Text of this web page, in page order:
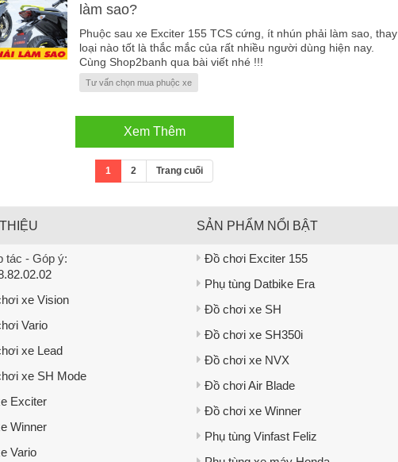
làm sao?
Phuộc sau xe Exciter 155 TCS cứng, ít nhún phải làm sao, thay
loại nào tốt là thắc mắc của rất nhiều người dùng hiện nay.
Cùng Shop2banh qua bài viết nhé !!!
Tư vấn chọn mua phuộc xe
Xem Thêm
1 2 Trang cuối
tác - Góp ý:
xe Vision
Vario
xe Lead
xe SH Mode
Exciter
Winner
Vario
SẢN PHẨM NỔI BẬT
Đồ chơi Exciter 155
Phụ tùng Datbike Era
Đồ chơi xe SH
Đồ chơi xe SH350i
Đồ chơi xe NVX
Đồ chơi Air Blade
Đồ chơi xe Winner
Phụ tùng Vinfast Feliz